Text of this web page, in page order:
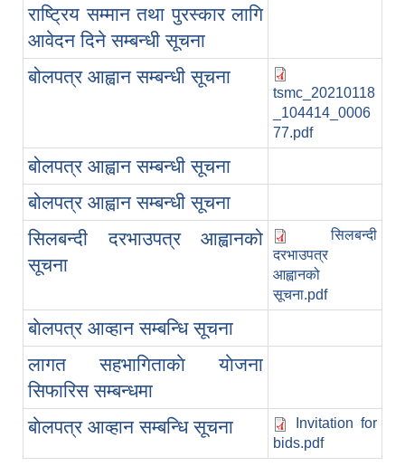
राष्ट्रिय सम्मान तथा पुरस्कार लागि
आवेदन दिने सम्बन्धी सूचना
बोलपत्र आह्वान सम्बन्धी सूचना
tsmc_20210118
_104414_0006
77.pdf
बोलपत्र आह्वान सम्बन्धी सूचना
बोलपत्र आह्वान सम्बन्धी सूचना
सिलबन्दी दरभाउपत्र आह्वानको
सूचना
सिलबन्दी
दरभाउपत्र
आह्वानको
सूचना.pdf
बाेलपत्र आव्हान सम्बन्धि सूचना
लागत सहभागिताकाे याेजना
सिफारिस सम्बन्धमा
बाेलपत्र आव्हान सम्बन्धि सूचना
Invitation for
bids.pdf